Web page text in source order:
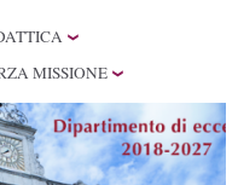
MISSIONE